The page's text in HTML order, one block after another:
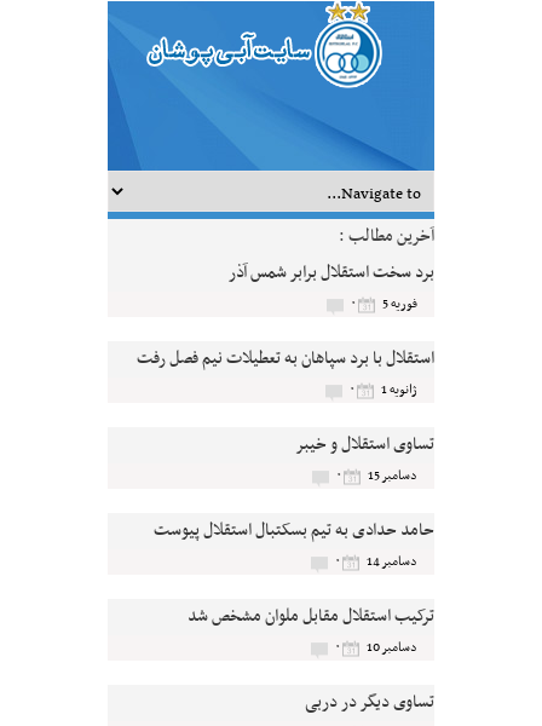
آخرین مطالب :
برد سخت استقلال برابر شمس آذر
فوریه 5 ۰
استقلال با برد سپاهان به تعطیلات نیم فصل رفت
ژانویه 1 ۰
تساوی استقلال و خیبر
دسامبر 15 ۰
حامد حدادی به تیم بسکتبال استقلال پیوست
دسامبر 14 ۰
ترکیب استقلال مقابل ملوان مشخص شد
دسامبر 10 ۰
تساوی دیگر در دربی